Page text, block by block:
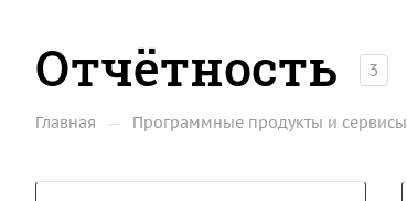
Отчётность 3
Главная — Программные продукты и сервисы